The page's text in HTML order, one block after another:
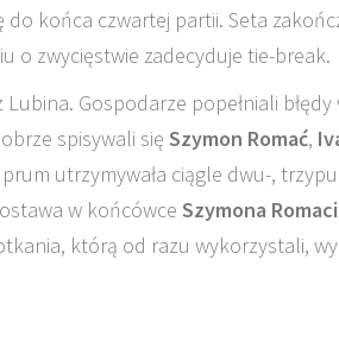
końca czwartej partii. Seta
o zwycięstwie zadecyduje tie-break.
Gospodarze popełniali
spisywali się Szymon Romać,
utrzymywała ciągle dwu-,
w końcówce Szymona
którą od razu wykorzystali,